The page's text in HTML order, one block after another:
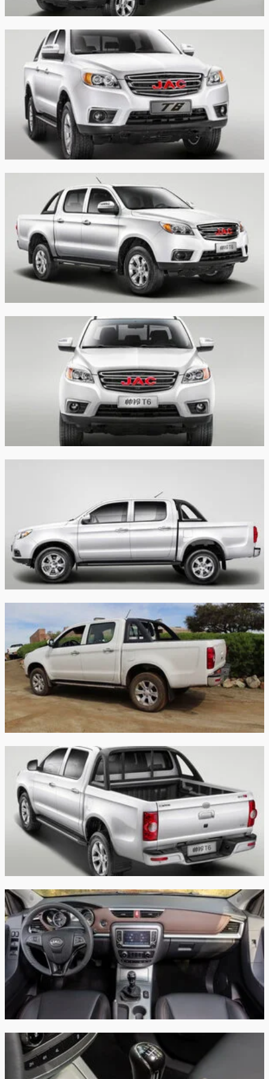
Объем
топливного
76 л 76 л
Длина: 5325 мм 5325 мм
Ширина: 1880 мм 1880 мм
Высота: 1830 мм 1830 мм
Колёсная база: 3090 мм
198 мм
Масса: 1930 кг
Объём
багажника:
- -
Трансмиссия: Механическая Механическая
Привод: Полный Полный
Независимая,
пружинная на
двух поперечных
рычагах, с
гидравлическими
телескопическими
амортизаторами,
устойчивости
Независимая,
пружинная на
двух
Задняя
подвеска:
Зависимая,
рессорная, с
гидравлическими
телескопическими
амортизаторами
Зависимая,
рессорная, с
тормоза:
Дисковые Дисковые
Задние
тормоза:
Барабанные Барабанные
Гарантия: 5 лет или 150 000 км пробега